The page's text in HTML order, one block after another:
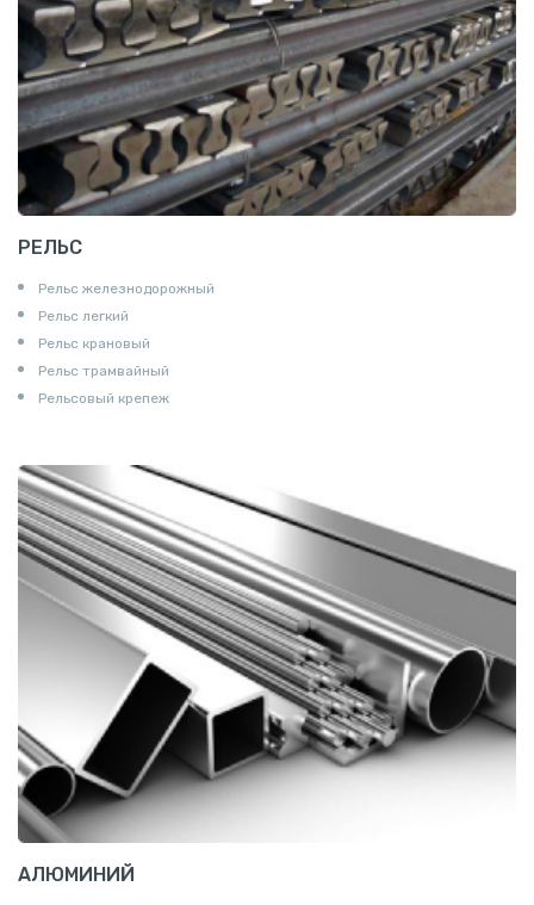
РЕЛЬС
Рельс железнодорожный
Рельс легкий
Рельс крановый
Рельс трамвайный
Рельсовый крепеж
АЛЮМИНИЙ